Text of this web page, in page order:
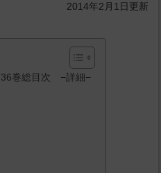
2014年2月1日更新
36巻総目次 −詳細−